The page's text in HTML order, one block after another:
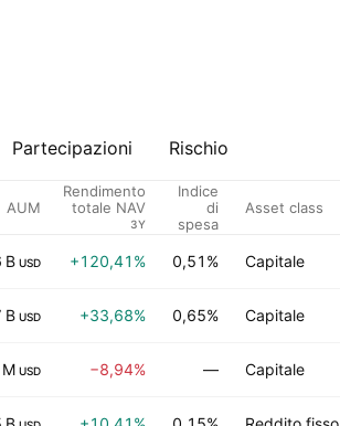
Partecipazioni Rischio
AUM
Rendimento
totale NAV
3Y
Indice
di
spesa
Asset class
B USD +120,41% 0,51% Capitale
B USD +33,68% 0,65% Capitale
USD −8,94% — Capitale